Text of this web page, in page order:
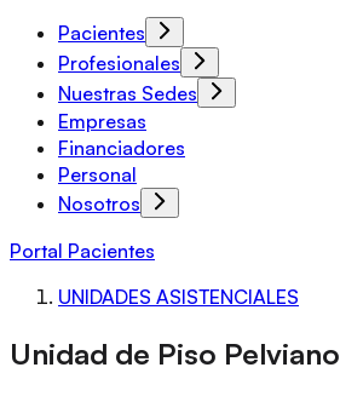
Pacientes
Profesionales
Nuestras Sedes
Empresas
Financiadores
Personal
Nosotros
Portal Pacientes
UNIDADES ASISTENCIALES
Unidad de Piso Pelviano